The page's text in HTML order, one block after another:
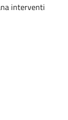
interventi